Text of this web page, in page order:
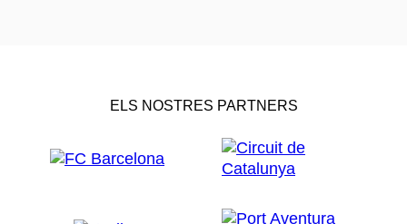
ELS NOSTRES PARTNERS